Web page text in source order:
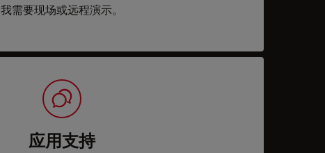
我需要现场或远程演示。
应用支持